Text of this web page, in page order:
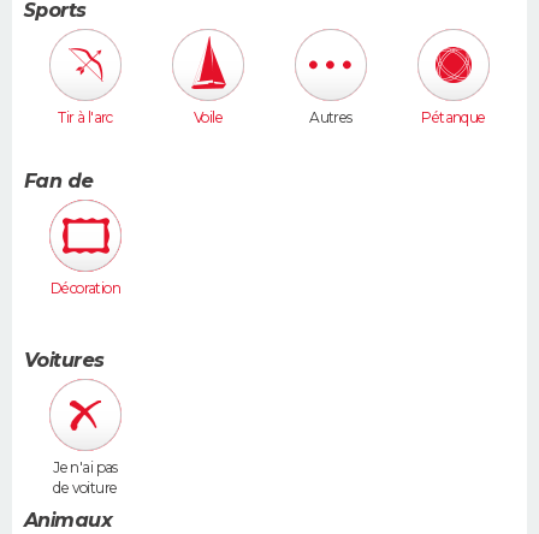
Sports
Tir à l'arc Voile Autres Pétanque
Fan de
Décoration
Voitures
Je n'ai pas
de voiture
Animaux